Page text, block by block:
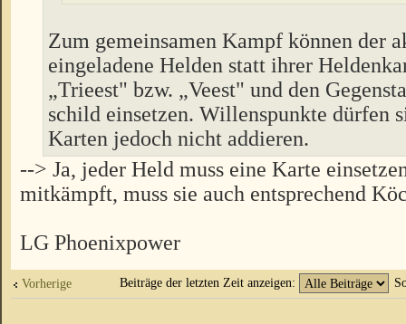
Zum gemeinsamen Kampf können der
eingeladene Helden statt ihrer
„Trieest" bzw. „Veest" und den
schild einsetzen. Willenspunkte dürfen
Karten jedoch nicht addieren.
--> Ja, jeder Held muss eine Karte
mitkämpft, muss sie auch entsprechend
LG Phoenixpower
Vorherige Beiträge der letzten Zeit anzeigen: